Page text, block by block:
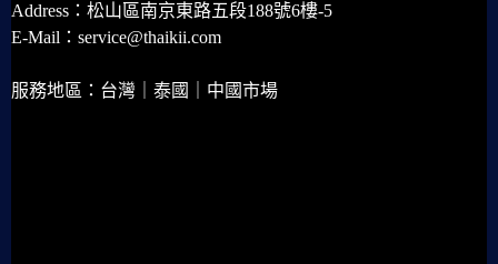
Address：松山區南京東路五段188號6樓-5
E-Mail：service@thaikii.com
服務地區：台灣｜泰國｜中國市場